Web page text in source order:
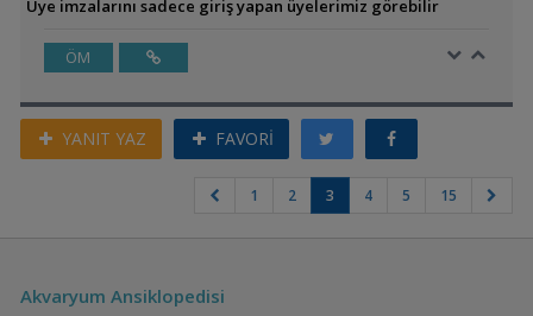
Üye imzalarını sadece giriş yapan üyelerimiz görebilir
ÖM
YANIT YAZ FAVORİ
1 2 3 4 5 15
Akvaryum Ansiklopedisi